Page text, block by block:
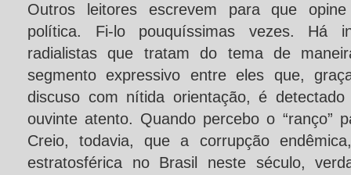
Outros leitores escrevem para que opine
política. Fi-lo pouquíssimas vezes. Há
radialistas que tratam do tema de
segmento expressivo entre eles que,
discuso com nítida orientação, é
ouvinte atento. Quando percebo o “ranço”
Creio, todavia, que a corrupção
estratosférica no Brasil neste século,